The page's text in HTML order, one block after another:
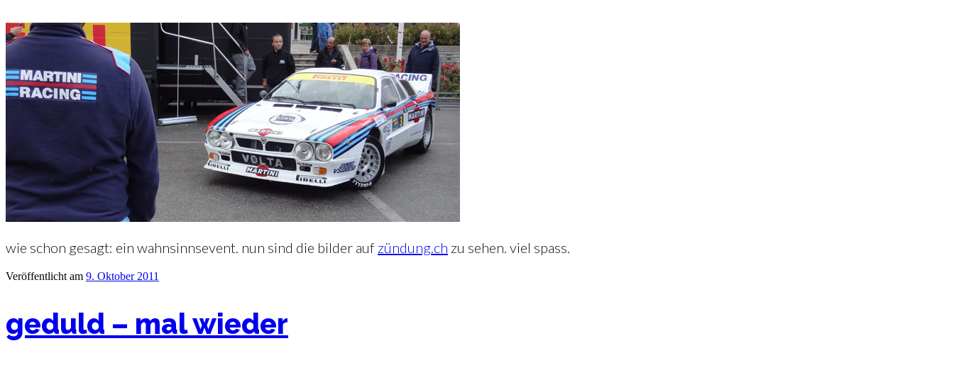
wie schon gesagt: ein wahnsinnsevent. nun sind die bilder auf zündung.ch zu sehen. viel spass.
Veröffentlicht am 9. Oktober 2011
geduld – mal wieder